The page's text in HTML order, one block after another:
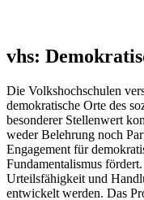
vhs:
Die Volkshochschulen
demokratische Orte des
besonderer Stellenwert
weder Belehrung noch
Engagement für
Fundamentalismus
Urteilsfähigkeit und
entwickelt werden. Das